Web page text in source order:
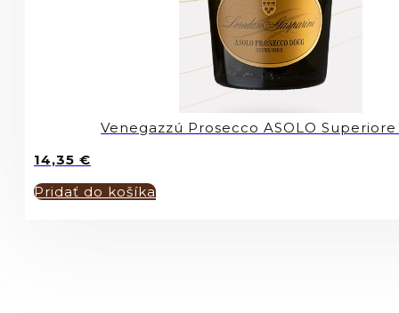
Venegazzú Prosecco ASOLO Superiore
14,35 €
Pridať do košíka